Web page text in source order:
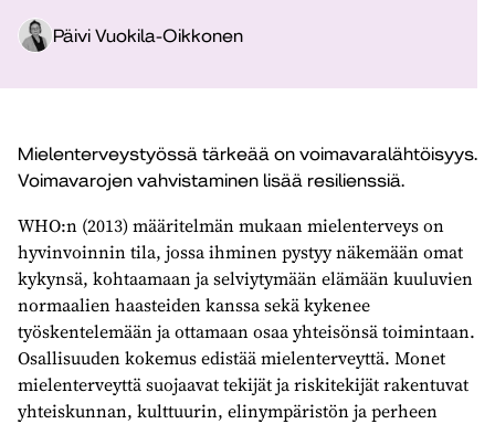
Päivi Vuokila-Oikkonen
Mielenterveystyössä tärkeää on voimavaralähtöisyys.
Voimavarojen vahvistaminen lisää resilienssiä.
WHO:n (2013) määritelmän mukaan mielenterveys on
hyvinvoinnin tila, jossa ihminen pystyy näkemään omat
kykynsä, kohtaamaan ja selviytymään elämään kuuluvien
normaalien haasteiden kanssa sekä kykenee
työskentelemään ja ottamaan osaa yhteisönsä toimintaan.
Osallisuuden kokemus edistää mielenterveyttä. Monet
mielenterveyttä suojaavat tekijät ja riskitekijät rakentuvat
yhteiskunnan, kulttuurin, elinympäristön ja perheen